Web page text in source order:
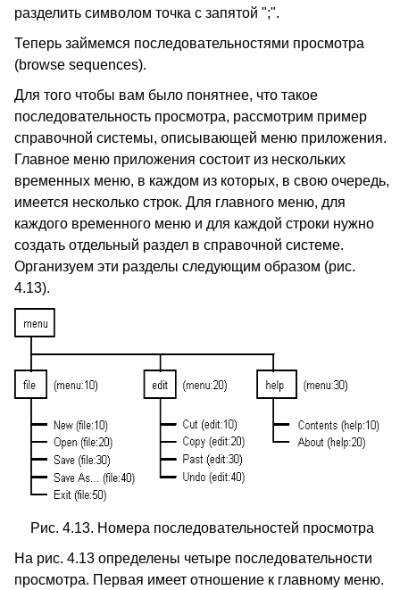
разделить символом точка с запятой ";".
Теперь займемся последовательностями просмотра
(browse sequences).
Для того чтобы вам было понятнее, что такое
последовательность просмотра, рассмотрим пример
справочной системы, описывающей меню приложения.
Главное меню приложения состоит из нескольких
временных меню, в каждом из которых, в свою очередь,
имеется несколько строк. Для главного меню, для
каждого временного меню и для каждой строки нужно
создать отдельный раздел в справочной системе.
Организуем эти разделы следующим образом (рис.
4.13).
Рис. 4.13. Номера последовательностей просмотра
На рис. 4.13 определены четыре последовательности
просмотра. Первая имеет отношение к главному меню.